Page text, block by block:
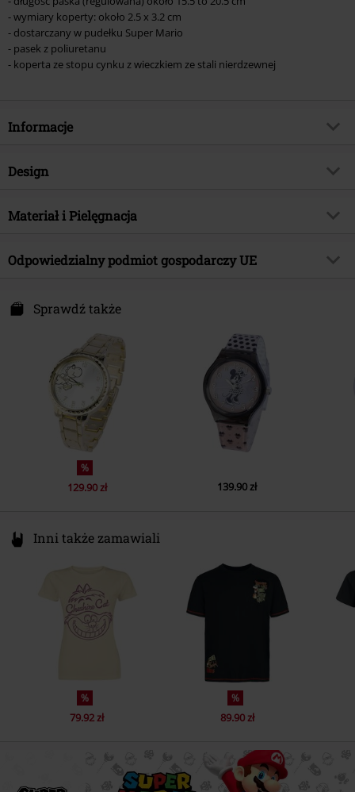
- wymiary koperty: około 2.5 x 3.2 cm
- dostarczany w pudełku Super Mario
- pasek z poliuretanu
- koperta ze stopu cynku z wieczkiem ze stali nierdzewnej
Informacje
Numer artykułu
Kategoria produktu
Merch dla Fanów, Gry, Nintendo,
Licencja
Oficjalnie licencjonowany produkt
Data premiery
Design
Rodzaj artykułu
Materiał i Pielęgnacja
Materiał wierzchni Stop cynku
Odpowiedzialny podmiot gospodarczy UE
Darmer Esch 70a
www.emp.de
Sprawdź także
%
129.90 zł 139.90 zł
Inni także zamawiali
%
79.92 zł
%
89.90 zł